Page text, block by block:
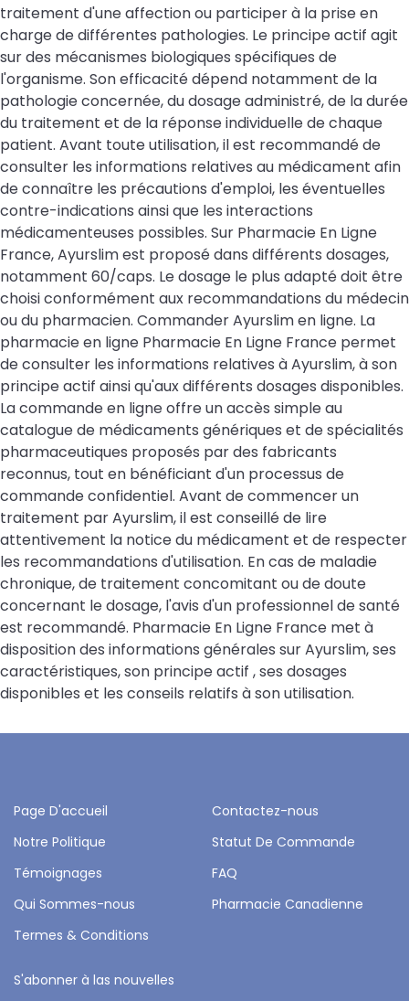
traitement d'une affection ou participer à la prise en
charge de différentes pathologies. Le principe actif agit
sur des mécanismes biologiques spécifiques de
l'organisme. Son efficacité dépend notamment de la
pathologie concernée, du dosage administré, de la durée
du traitement et de la réponse individuelle de chaque
patient. Avant toute utilisation, il est recommandé de
consulter les informations relatives au médicament afin
de connaître les précautions d'emploi, les éventuelles
contre-indications ainsi que les interactions
médicamenteuses possibles. Sur Pharmacie En Ligne
France, Ayurslim est proposé dans différents dosages,
notamment 60/caps. Le dosage le plus adapté doit être
choisi conformément aux recommandations du médecin
ou du pharmacien. Commander Ayurslim en ligne. La
pharmacie en ligne Pharmacie En Ligne France permet
de consulter les informations relatives à Ayurslim, à son
principe actif ainsi qu'aux différents dosages disponibles.
La commande en ligne offre un accès simple au
catalogue de médicaments génériques et de spécialités
pharmaceutiques proposés par des fabricants
reconnus, tout en bénéficiant d'un processus de
commande confidentiel. Avant de commencer un
traitement par Ayurslim, il est conseillé de lire
attentivement la notice du médicament et de respecter
les recommandations d'utilisation. En cas de maladie
chronique, de traitement concomitant ou de doute
concernant le dosage, l'avis d'un professionnel de santé
est recommandé. Pharmacie En Ligne France met à
disposition des informations générales sur Ayurslim, ses
caractéristiques, son principe actif , ses dosages
disponibles et les conseils relatifs à son utilisation.
Page D'accueil
Contactez-nous
Notre Politique
Statut De Commande
Témoignages
FAQ
Qui Sommes-nous
Pharmacie Canadienne
Termes & Conditions
S'abonner à las nouvelles